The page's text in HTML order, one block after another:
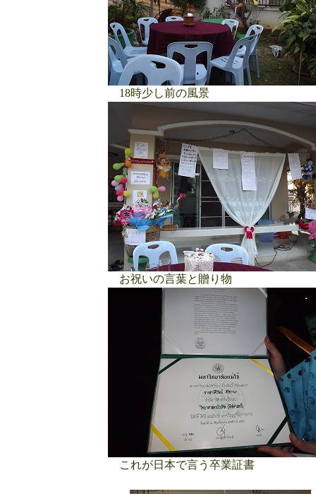
18時少し前の風景
お祝いの言葉と贈り物
これが日本で言う卒業証書